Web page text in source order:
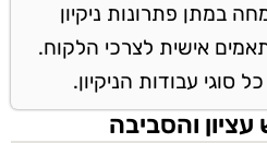
במתן פתרונות ניקיון
אישית לצרכי הלקוח.
סוגי עבודות הניקיון.
והסביבה